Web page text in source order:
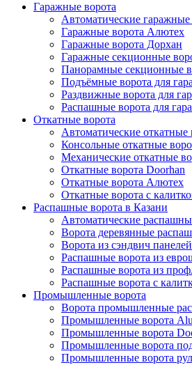
Гаражные ворота
Автоматические гаражные
Гаражные ворота Алютех
Гаражные ворота Дорхан
Гаражные секционные
Панорамные секционные
Подъёмные ворота для
Раздвижные ворота для
Распашные ворота для
Откатные ворота
Автоматические откатные
Консольные откатные
Механические откатные
Откатные ворота Doorhan
Откатные ворота Алютех
Откатные ворота с
Распашные ворота в Казани
Автоматические
Ворота деревянные
Ворота из сэндвич
Распашные ворота из
Распашные ворота из
Распашные ворота с
Промышленные ворота
Ворота промышленные
Промышленные ворота
Промышленные ворота
Промышленные ворота
Промышленные ворота